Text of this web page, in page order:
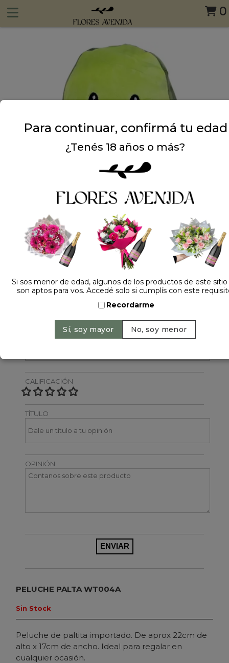
0
Dejá tu opinión
NOMBRE
CALIFICACIÓN
TÍTULO
OPINIÓN
PELUCHE PALTA WT004A
Sin Stock
Peluche de paltita importado. De aprox 22cm de
alto x 17cm de ancho. Ideal para regalar en
cualquier ocasión.
Para continuar, confirmá tu edad
¿Tenés 18 años o más?
Si sos menor de edad, algunos de los productos de este
son aptos para vos. Accedé solo si cumplís con este
Recordarme